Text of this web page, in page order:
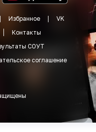
Избранное
VK
Контакты
СОУТ
соглашение